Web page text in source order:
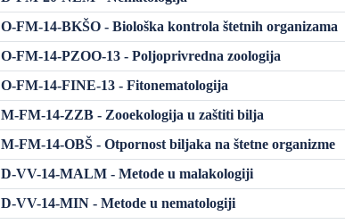
O-FM-14-BKŠO - Biološka kontrola štetnih organizama
O-FM-14-PZOO-13 - Poljoprivredna zoologija
O-FM-14-FINE-13 - Fitonematologija
M-FM-14-ZZB - Zooekologija u zaštiti bilja
M-FM-14-OBŠ - Otpornost biljaka na štetne organizme
D-VV-14-MALM - Metode u malakologiji
D-VV-14-MIN - Metode u nematologiji